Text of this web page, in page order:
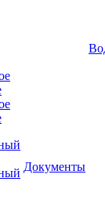
Документы